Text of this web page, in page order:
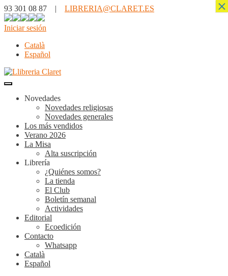
93 301 08 87 | LIBRERIA@CLARET.ES
Iniciar sesión
Català
Español
Novedades
Novedades religiosas
Novedades generales
Los más vendidos
Verano 2026
La Misa
Alta suscripción
Librería
¿Quiénes somos?
La tienda
El Club
Boletín semanal
Actividades
Editorial
Ecoedición
Contacto
Whatsapp
Català
Español
×